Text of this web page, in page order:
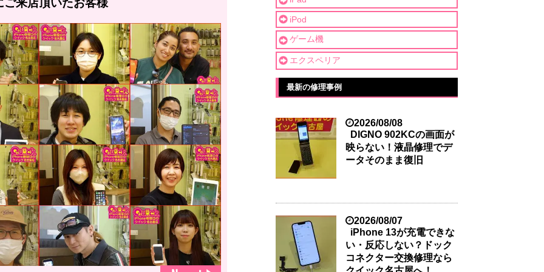
ご来店頂いたお客様
iPod
ゲーム機
エクスペリア
最新の修理事例
2026/08/08
DIGNO 902KCの画面が
映らない！液晶修理でデ
ータそのまま復旧
2026/08/07
iPhone 13が充電できな
い・反応しない？ドック
コネクター交換修理なら